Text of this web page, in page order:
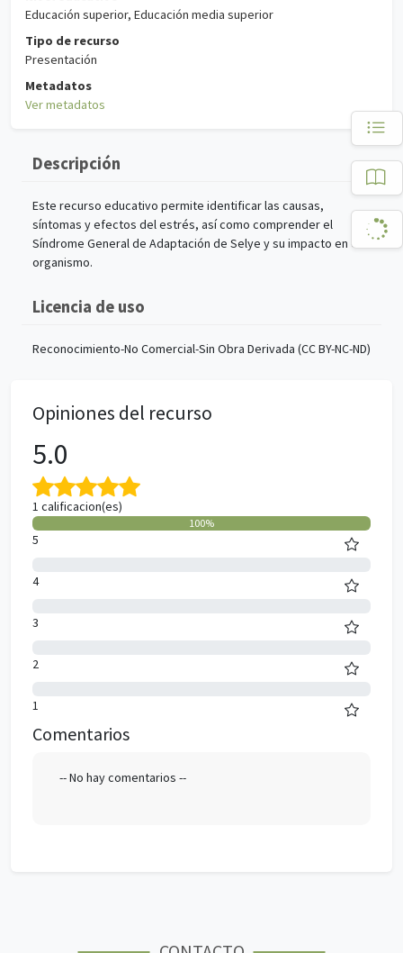
Educación superior, Educación media superior
Tipo de recurso
Presentación
Metadatos
Ver metadatos
Descripción
Este recurso educativo permite identificar las causas,
síntomas y efectos del estrés, así como comprender el
Síndrome General de Adaptación de Selye y su impacto en el
organismo.
Licencia de uso
Reconocimiento-No Comercial-Sin Obra Derivada (CC BY-NC-ND)
Opiniones del recurso
5.0
1 calificacion(es)
100%
5
4
3
2
1
Comentarios
-- No hay comentarios --